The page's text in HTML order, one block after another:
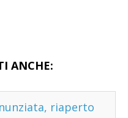
ANCHE:
riaperto